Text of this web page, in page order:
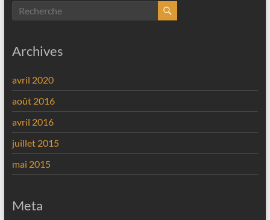
Archives
avril 2020
août 2016
avril 2016
juillet 2015
mai 2015
Meta